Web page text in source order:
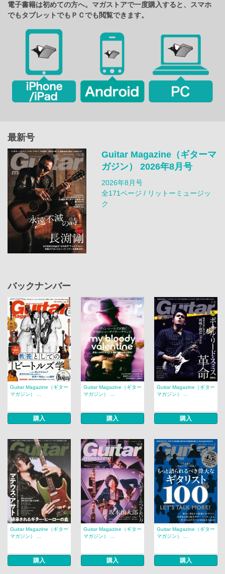
電子書籍は初めての方へ。マガストアで一度購入すると、スマホ
でもタブレットでもＰＣでも閲覧できます。
最新号
Guitar Magazine（ギターマ
ガジン） 2026年8月号
2026年8月号
全171ページ / リットーミュージッ
ク
バックナンバー
Guitar Magazine（ギター
マガジン） ...
購入
Guitar Magazine（ギター
マガジン） ...
購入
Guitar Magazine（ギター
マガジン） ...
購入
Guitar Magazine（ギター
マガジン） ...
購入
Guitar Magazine（ギター
マガジン） ...
購入
Guitar Magazine（ギター
マガジン） ...
購入